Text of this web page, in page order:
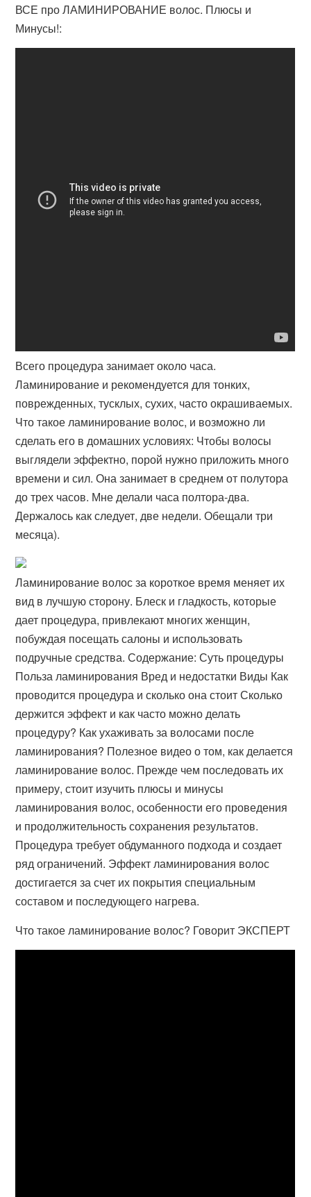
ВСЕ про ЛАМИНИРОВАНИЕ волос. Плюсы и
Минусы!:
Всего процедура занимает около часа.
Ламинирование и рекомендуется для тонких,
поврежденных, тусклых, сухих, часто окрашиваемых.
Что такое ламинирование волос, и возможно ли
сделать его в домашних условиях: Чтобы волосы
выглядели эффектно, порой нужно приложить много
времени и сил. Она занимает в среднем от полутора
до трех часов. Мне делали часа полтора-два.
Держалось как следует, две недели. Обещали три
месяца).
Ламинирование волос за короткое время меняет их
вид в лучшую сторону. Блеск и гладкость, которые
дает процедура, привлекают многих женщин,
побуждая посещать салоны и использовать
подручные средства. Содержание: Суть процедуры
Польза ламинирования Вред и недостатки Виды Как
проводится процедура и сколько она стоит Сколько
держится эффект и как часто можно делать
процедуру? Как ухаживать за волосами после
ламинирования? Полезное видео о том, как делается
ламинирование волос. Прежде чем последовать их
примеру, стоит изучить плюсы и минусы
ламинирования волос, особенности его проведения
и продолжительность сохранения результатов.
Процедура требует обдуманного подхода и создает
ряд ограничений. Эффект ламинирования волос
достигается за счет их покрытия специальным
составом и последующего нагрева.
Что такое ламинирование волос? Говорит ЭКСПЕРТ